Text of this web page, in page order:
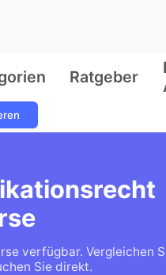
Ratgeber
verfügbar. Vergleichen
Sie direkt.